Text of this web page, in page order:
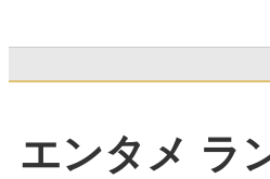
エンタメ ラ